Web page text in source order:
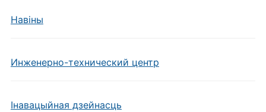
Навiны
Инженерно-технический центр
Інавацыйная дзейнасць